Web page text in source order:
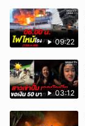
09:22
03:12